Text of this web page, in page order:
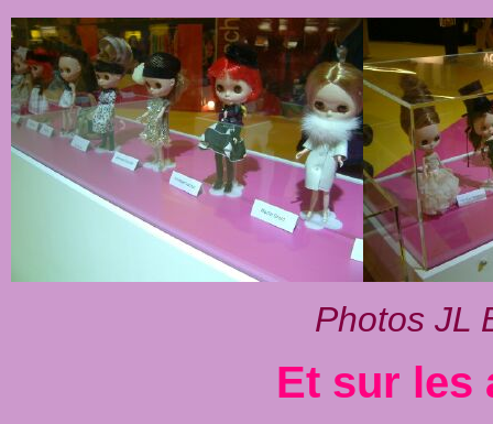
Photos JL
Et sur les